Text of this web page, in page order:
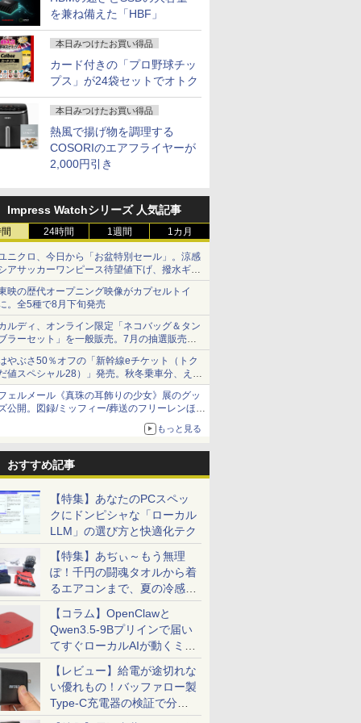
を兼ね備えた「HBF」
本日みつけたお買い得品
カード付きの「プロ野球チッ
プス」が24袋セットでオトク
本日みつけたお買い得品
熱風で揚げ物を調理する
COSORIのエアフライヤーが
2,000円引き
Impress Watchシリーズ 人気記事
24時間 1週間 1カ月
ニクロ、今日から「お盆特別セール」。涼感
アサッカーワンピース待望値下げ、撥水ギア
ョーツは1990円に
映の歴代オープニング映像がカプセルトイ
。全5種で8月下旬発売
ルディ、オンライン限定「ネコバッグ＆タン
ラーセット」を一般販売。7月の抽選販売の
選無効分
やぶさ50％オフの「新幹線eチケット（トク
値スペシャル28）」発売。秋冬乗車分、えき
っと限定
ェルメール《真珠の耳飾りの少女》展のグッ
公開。図録/ミッフィー/葬送のフリーレンほ
もっと見る
おすすめ記事
【特集】あなたのPCスペッ
クにドンピシャな「ローカル
LLM」の選び方と快適化テク
【特集】あぢぃ～もう無理
ぽ！千円の闘魂タオルから着
るエアコンまで、夏の冷感グ
ッズ一挙紹介
【コラム】OpenClawと
Qwen3.5-9Bプリインで届い
てすぐローカルAIが動くミニ
PC「SER9 Pro」
【レビュー】給電が途切れな
い優れもの！バッファロー製
Type-C充電器の検証で分か
ったこと